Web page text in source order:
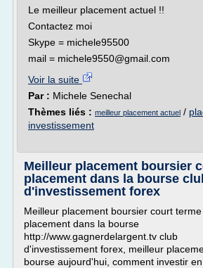
Le meilleur placement actuel !!
Contactez moi
Skype = michele95500
mail = michele9550@gmail.com
Voir la suite
Par : Michele Senechal
Thèmes liés : meilleur placement actuel /
investissement
Meilleur placement boursier
placement dans la bourse
d'investissement forex
Meilleur placement boursier court terme
placement dans la bourse
http://www.gagnerdelargent.tv club
d'investissement forex, meilleur
bourse aujourd'hui, comment investir en